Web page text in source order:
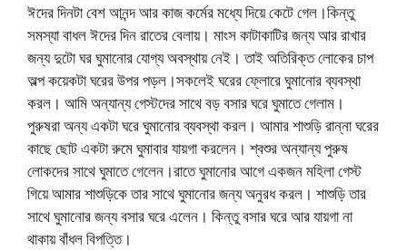
ঈদের দিনটা বেশ আনন্দ আর কাজ কর্মের মধ্যে দিয়ে কেটে গেল।কিন্তু
সমস্যা বাধল ঈদের দিন রাতের বেলায়। মাংস কাটাকাটির জন্য আর রাখার
জন্য দুটো ঘর ঘুমানোর যোগ্য অবস্থায় নেই। তাই অতিরিক্ত লোকের চাপ
অল্প কয়েকটা ঘরের উপর পড়ল।সকলেই ঘরের ফ্লোরে ঘুমানোর ব্যবস্থা
করল। আমি অন্যান্য গেস্টদের সাথে বড় বসার ঘরে ঘুমাতে গেলাম।
পুরুষরা অন্য একটা ঘরে ঘুমানোর ব্যবস্থা করল। আমার শাশুড়ি রান্না ঘরের
কাছে ছোট একটা রুমে ঘুমাবার যায়গা করলেন। শ্বশুর অন্যান্য পুরুষ
লোকদের সাথে ঘুমাতে গেলেন।রাতে ঘুমানোর আগে একজন মহিলা গেস্ট
গিয়ে আমার শাশুড়িকে তার সাথে ঘুমানোর জন্য অনুরধ করল। শাশুড়ি তার
সাথে ঘুমানোর জন্য বসার ঘরে এলেন। কিন্তু বসার ঘরে আর যায়গা না
থাকায় বাঁধল বিপত্তি।